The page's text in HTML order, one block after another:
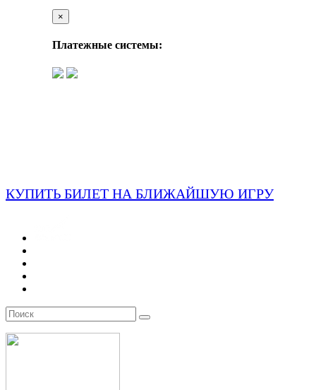
×
Платежные системы:
КУПИТЬ БИЛЕТ НА БЛИЖАЙШУЮ ИГРУ